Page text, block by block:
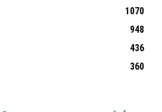
1070
948
436
360